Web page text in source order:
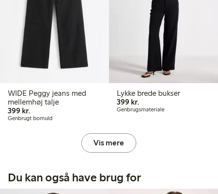
WIDE Peggy jeans med
mellemhøj talje
399 kr.
Genbrugt bomuld
Lykke brede bukser
399 kr.399,00 kr.
Genbrugsmateriale
Vis mere
Du kan også have brug for